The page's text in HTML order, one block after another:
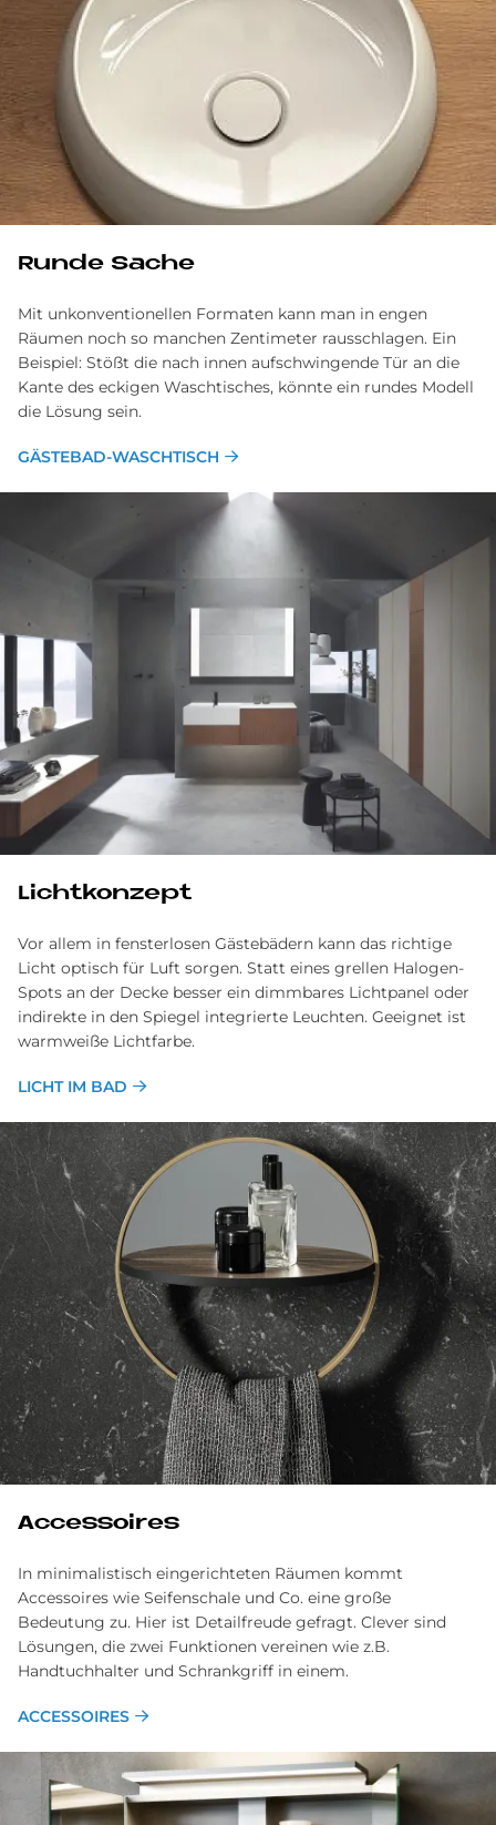
Run­de Sache
Mit unkonventionellen Formaten kann man in engen
Räumen noch so manchen Zentimeter rausschlagen. Ein
Beispiel: Stößt die nach innen aufschwingende Tür an die
Kante des eckigen Waschtisches, könnte ein rundes Modell
die Lösung sein.
GÄSTEBAD-WASCHTISCH
Licht­kon­ze­pt
Vor allem in fensterlosen Gästebädern kann das richtige
Licht optisch für Luft sorgen. Statt eines grellen Halogen-
Spots an der Decke besser ein dimmbares Lichtpanel oder
indirekte in den Spiegel integrierte Leuchten. Geeignet ist
warmweiße Lichtfarbe.
LICHT IM BAD
Ac­ces­soires
In minimalistisch eingerichteten Räumen kommt
Accessoires wie Seifenschale und Co. eine große
Bedeutung zu. Hier ist Detailfreude gefragt. Clever sind
Lösungen, die zwei Funktionen vereinen wie z.B.
Handtuchhalter und Schrankgriff in einem.
ACCESSOIRES